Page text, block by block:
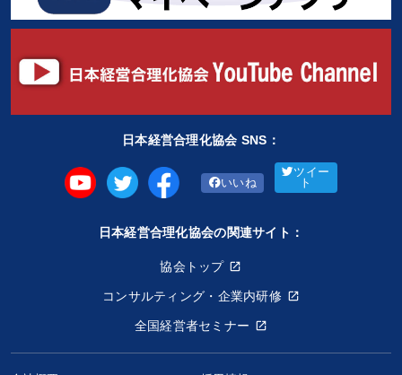
日本経営合理化協会 SNS：
いいね
ツイー
ト
日本経営合理化協会の関連サイト：
協会トップ
コンサルティング・企業内研修
全国経営者セミナー